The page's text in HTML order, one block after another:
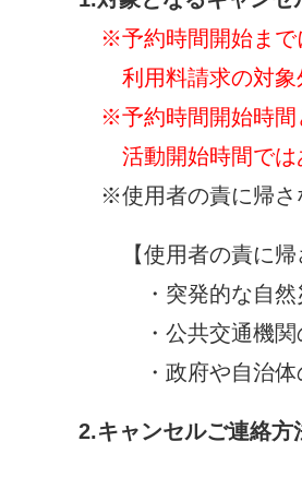
※予約時間開始まで
利用料請求の対象
※予約時間開始時間
活動開始時間では
※使用者の責に帰さ
【使用者の責に帰
・突発的な自然災
・公共交通機関
・政府や自治体の
2.キャンセルご連絡方
キャンセル